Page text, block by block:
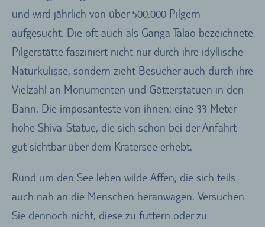
und wird jährlich von über 500.000 Pilgern
aufgesucht. Die oft auch als Ganga Talao bezeichnete
Pilgerstätte fasziniert nicht nur durch ihre idyllische
Naturkulisse, sondern zieht Besucher auch durch ihre
Vielzahl an Monumenten und Götterstatuen in den
Bann. Die imposanteste von ihnen: eine 33 Meter
hohe Shiva-Statue, die sich schon bei der Anfahrt
gut sichtbar über dem Kratersee erhebt.
Rund um den See leben wilde Affen, die sich teils
auch nah an die Menschen heranwagen. Versuchen
Sie dennoch nicht, diese zu füttern oder zu